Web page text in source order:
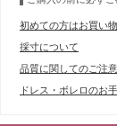
初めての方はお買い
採寸について
品質に関してのご注意
ドレス・ボレロのお